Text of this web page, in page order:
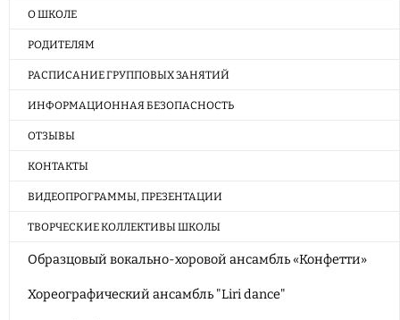
О ШКОЛЕ
РОДИТЕЛЯМ
РАСПИСАНИЕ ГРУППОВЫХ ЗАНЯТИЙ
ИНФОРМАЦИОННАЯ БЕЗОПАСНОСТЬ
ОТЗЫВЫ
КОНТАКТЫ
ВИДЕОПРОГРАММЫ, ПРЕЗЕНТАЦИИ
ТВОРЧЕСКИЕ КОЛЛЕКТИВЫ ШКОЛЫ
Образцовый вокально-хоровой ансамбль «Конфетти»
Хореографический ансамбль "Liri dance"